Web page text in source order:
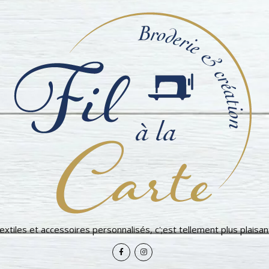
et accessoires personnalisés, c';est tellement plus